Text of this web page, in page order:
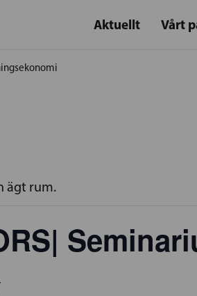
Aktuellt Vårt
ägt rum.